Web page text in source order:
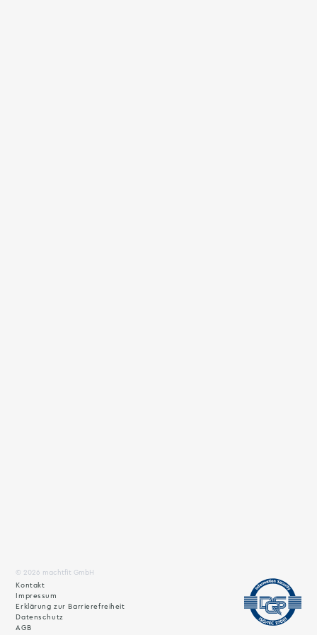
© 2026 machtfit GmbH
Kontakt
Impressum
Erklärung zur Barrierefreiheit
Datenschutz
AGB